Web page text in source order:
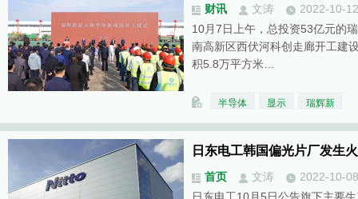
财讯 文涛
2022-10-12
10月7日上午，总投资53亿元的
南高新区西伏河科创走廊开工
积5.8万平方米…
半导体 显示 瑞辉新
日东电工韩国偏光片厂发生
首页 文涛
2022-10-08